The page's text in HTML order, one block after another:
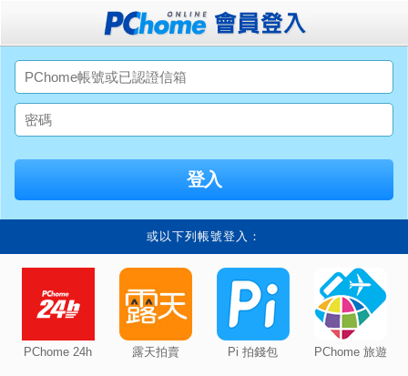
或以下列帳號登入：
PChome 24h 露天拍賣 Pi 拍錢包 PChome 旅遊